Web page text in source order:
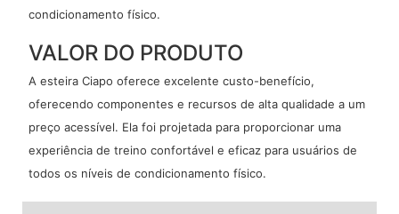
condicionamento físico.
VALOR DO PRODUTO
A esteira Ciapo oferece excelente custo-benefício,
oferecendo componentes e recursos de alta qualidade a um
preço acessível. Ela foi projetada para proporcionar uma
experiência de treino confortável e eficaz para usuários de
todos os níveis de condicionamento físico.